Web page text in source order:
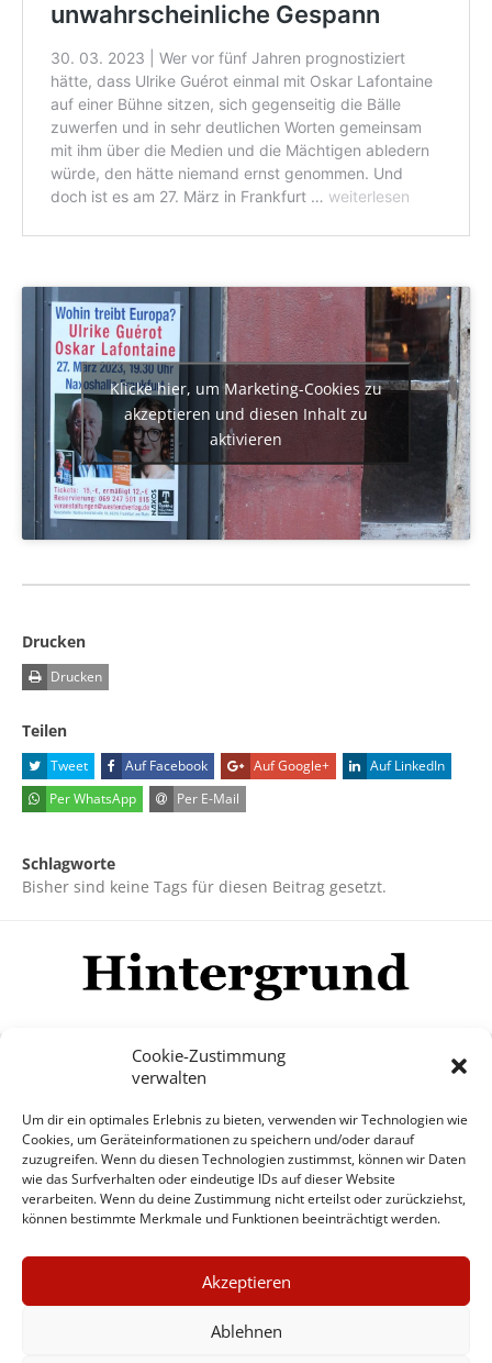
Cookie-Zustimmung
verwalten
Um dir ein optimales Erlebnis zu bieten, verwenden wir Technologien wie
Cookies, um Geräteinformationen zu speichern und/oder darauf
zuzugreifen. Wenn du diesen Technologien zustimmst, können wir Daten
wie das Surfverhalten oder eindeutige IDs auf dieser Website
verarbeiten. Wenn du deine Zustimmung nicht erteilst oder zurückziehst,
können bestimmte Merkmale und Funktionen beeinträchtigt werden.
Akzeptieren
Ablehnen
Klicke hier, um Marketing-Cookies zu
akzeptieren und diesen Inhalt zu
aktivieren
Drucken
Drucken
Teilen
Tweet Auf Facebook Auf Google+
Auf LinkedIn
Per WhatsApp
Per E-Mail
Schlagworte
Bisher sind keine Tags für diesen Beitrag gesetzt.
Mehr
© Copyright Hintergrund.de, 2015 - 2026
Zum Newsletter jetzt kostenlos
anmelden
erscheint ca. alle 4 Wochen
×